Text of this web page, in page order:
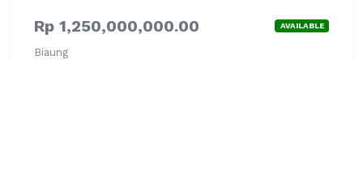
Rp 1,250,000,000.00 AVAILABLE
Biaung